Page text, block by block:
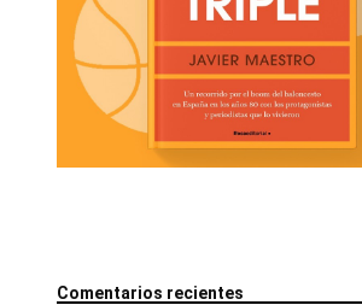
Comentarios recientes